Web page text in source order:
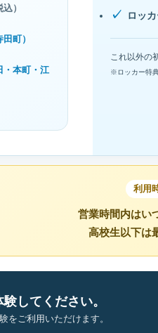
）
田町）
・本町・江
ロッ
これ以外の
※ロッカー特
利用
営業時間内はい
高校生以下は
してください。
をご利用いただけます。